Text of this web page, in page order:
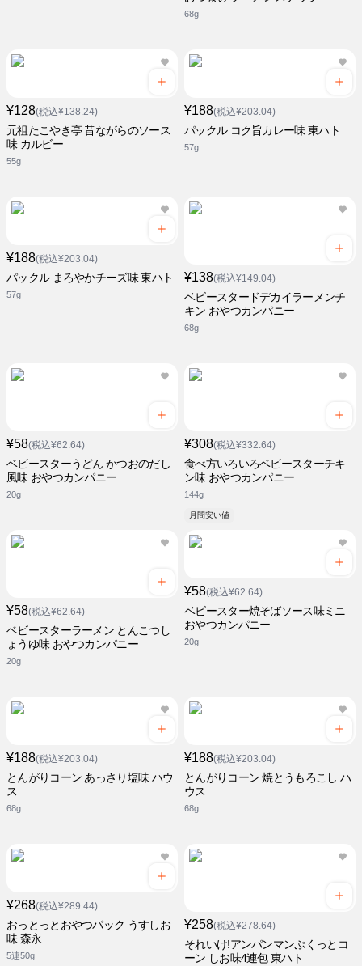
68g
¥128(税込¥138.24)
元祖たこやき亭 昔ながらのソース
味 カルビー
55g
¥188(税込¥203.04)
パックル コク旨カレー味 東ハト
57g
¥188(税込¥203.04)
パックル まろやかチーズ味 東ハト
57g
¥138(税込¥149.04)
ベビースタードデカイラーメンチ
キン おやつカンパニー
68g
¥58(税込¥62.64)
ベビースターうどん かつおのだし
風味 おやつカンパニー
20g
¥308(税込¥332.64)
食べ方いろいろベビースターチキ
ン味 おやつカンパニー
144g
月間安い値
¥58(税込¥62.64)
ベビースターラーメン とんこつし
ょうゆ味 おやつカンパニー
20g
¥58(税込¥62.64)
ベビースター焼そばソース味ミニ
おやつカンパニー
20g
¥188(税込¥203.04)
とんがりコーン あっさり塩味 ハウ
ス
68g
¥188(税込¥203.04)
とんがりコーン 焼とうもろこし ハ
ウス
68g
¥268(税込¥289.44)
おっとっとおやつパック うすしお
味 森永
5連50g
¥258(税込¥278.64)
それいけ!アンパンマンぷくっとコ
ーン しお味4連包 東ハト